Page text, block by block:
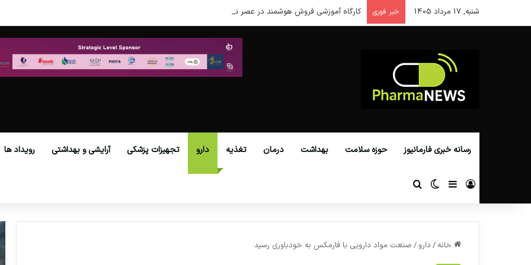
شنبه, 17 مرداد 1405 خبر فوری کارگاه آموزشی فروش هوشمند در عصر نوین
رسانه خبری فارمانیوز حوزه سلامت بهداشت درمان تغذیه دارو تجهیزات پزشکی آرایشی و بهداشتی رویداد ها
ورود سایدبارتغییر پوسته
خانه / دارو / صنعت مواد دارویی با فارمکس به خودباوری رسید